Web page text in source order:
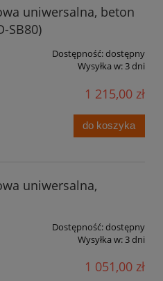
uniwersalna, beton
SB80)
Dostępność:dostępny
Wysyłka w:3 dni
1 215,00 zł
do koszyka
uniwersalna,
Dostępność:dostępny
Wysyłka w:3 dni
1 051,00 zł